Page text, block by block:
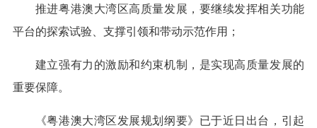
推进粤港澳大湾区高质量发展，要继续发挥相关功能
平台的探索试验、支撑引领和带动示范作用；
建立强有力的激励和约束机制，是实现高质量发展的
重要保障。
《粤港澳大湾区发展规划纲要》已于近日出台，引起